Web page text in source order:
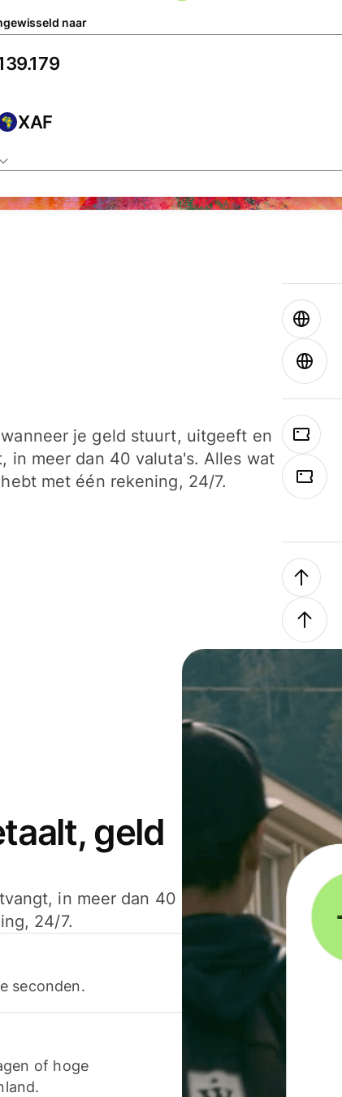
naar
XAF
je geld stuurt, uitgeeft en
in meer dan 40 valuta's. Alles wat
met één rekening, 24/7.
geld
in meer dan 40
24/7.
seconden.
of hoge